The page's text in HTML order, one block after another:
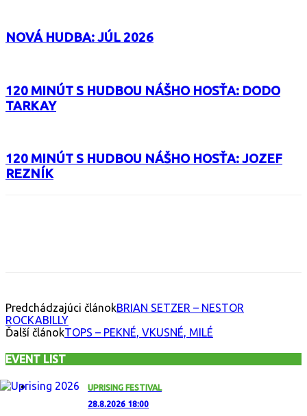
NOVÁ HUDBA: JÚL 2026
120 MINÚT S HUDBOU NÁŠHO HOSŤA: DODO
TARKAY
120 MINÚT S HUDBOU NÁŠHO HOSŤA: JOZEF
REZNÍK
Predchádzajúci článokBRIAN SETZER – NESTOR
ROCKABILLY
Ďalší článokTOPS – PEKNÉ, VKUSNÉ, MILÉ
EVENT LIST
UPRISING FESTIVAL
28.8.2026 18:00